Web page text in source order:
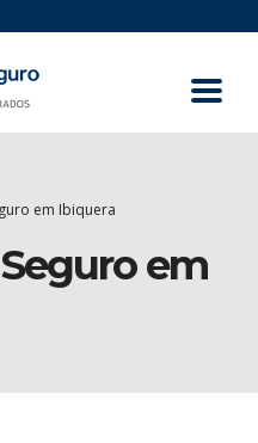
em Ibiquera
em